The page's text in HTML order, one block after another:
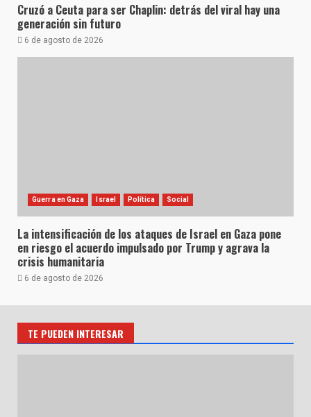
Cruzó a Ceuta para ser Chaplin: detrás del viral hay una
generación sin futuro
6 de agosto de 2026
Guerra en Gaza Israel Política Social
La intensificación de los ataques de Israel en Gaza pone
en riesgo el acuerdo impulsado por Trump y agrava la
crisis humanitaria
6 de agosto de 2026
TE PUEDEN INTERESAR